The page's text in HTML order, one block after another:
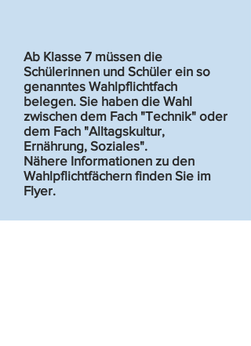
Ab Klasse 7 müssen die
Schülerinnen und Schüler ein so
genanntes Wahlpflichtfach
belegen. Sie haben die Wahl
zwischen dem Fach "Technik" oder
dem Fach "Alltagskultur,
Ernährung, Soziales".
Nähere Informationen zu den
Wahlpflichtfächern finden Sie im
Flyer.